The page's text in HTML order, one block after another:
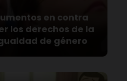
en contra
los derechos de la
de género